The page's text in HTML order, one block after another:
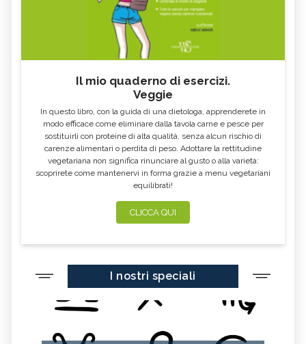
Il mio quaderno di esercizi.
Veggie
In questo libro, con la guida di una dietologa, apprenderete in
modo efficace come eliminare dalla tavola carne e pesce per
sostituirli con proteine di alta qualità, senza alcun rischio di
carenze alimentari o perdita di peso. Adottare la rettitudine
vegetariana non significa rinunciare al gusto o alla varietà:
scoprirete come mantenervi in forma grazie a menu vegetariani
equilibrati!
CLICCA QUI
I nostri speciali